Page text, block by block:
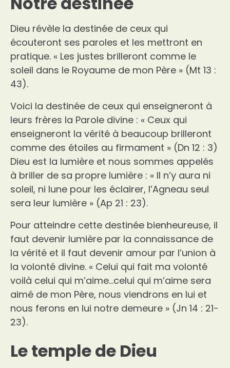
Dieu révèle la destinée de ceux qui
écouteront ses paroles et les mettront en
pratique. « Les justes brilleront comme le
soleil dans le Royaume de mon Père » (Mt 13 :
43).
Voici la destinée de ceux qui enseigneront à
leurs frères la Parole divine : « Ceux qui
enseigneront la vérité à beaucoup brilleront
comme des étoiles au firmament » (Dn 12 : 3)
Dieu est la lumière et nous sommes appelés
à briller de sa propre lumière : « Il n’y aura ni
soleil, ni lune pour les éclairer, l’Agneau seul
sera leur lumière » (Ap 21 : 23).
Pour atteindre cette destinée bienheureuse, il
faut devenir lumière par la connaissance de
la vérité et il faut devenir amour par l’union à
la volonté divine. « Celui qui fait ma volonté
voilà celui qui m’aime…celui qui m’aime sera
aimé de mon Père, nous viendrons en lui et
nous ferons en lui notre demeure » (Jn 14 : 21-
23).
Le temple de Dieu